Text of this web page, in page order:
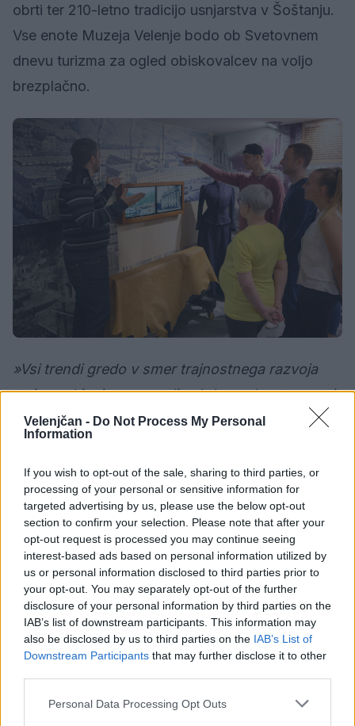
Velenjčan - Do Not Process My Personal
Information
If you wish to opt-out of the sale, sharing to third parties, or
processing of your personal or sensitive information for
targeted advertising by us, please use the below opt-out
section to confirm your selection. Please note that after your
opt-out request is processed you may continue seeing
interest-based ads based on personal information utilized by
us or personal information disclosed to third parties prior to
your opt-out. You may separately opt-out of the further
disclosure of your personal information by third parties on the
IAB’s list of downstream participants. This information may
also be disclosed by us to third parties on the IAB’s List of
Downstream Participants that may further disclose it to other
Personal Data Processing Opt Outs
obrti ter 210-letno tradicijo usnjarstva v Šoštanju.
Vse enote Muzeja Velenje bodo ob Svetovnem
dnevu turizma za ogled obiskovalcev na voljo
brezplačno.
»Vsi trendi gredo v smer trajnostnega razvoja
turizma, kjer je v ospredju skrb za planet, razvoj
podeželja, izobraževanje, inovacije, enakost
turizem se trudimo biti del enakopravnosti in
trajnostnega razvoja. Spremljajte nas preko
spletne straniwww.visitsaleska.siin preko
socialnih omrežij @VisitSaleska,«so ob tem
zapisali na Zavodu za turizem.
Vir: SZJ, Zavod za turizem Šaleške doline.